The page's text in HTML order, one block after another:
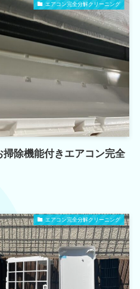
エアコン完全分解クリーニング
除機能付きエアコン完全
エアコン完全分解クリーニング